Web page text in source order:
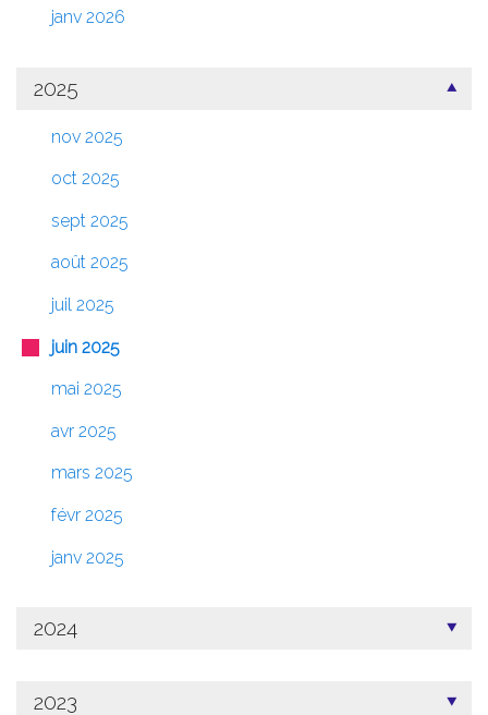
janv 2026
2025
nov 2025
oct 2025
sept 2025
août 2025
juil 2025
juin 2025
mai 2025
avr 2025
mars 2025
févr 2025
janv 2025
2024
2023